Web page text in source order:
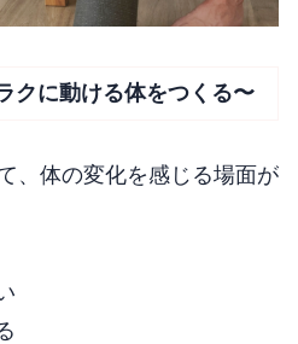
クに動ける体をつくる〜
、体の変化を感じる場面が